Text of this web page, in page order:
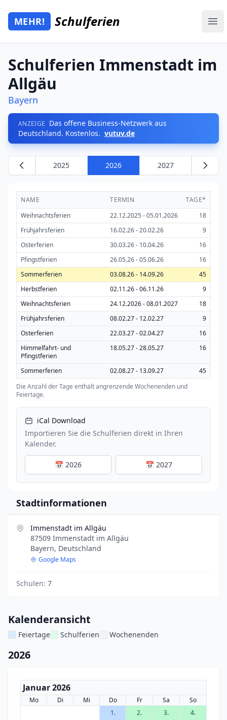
Zum Hauptinhalt springen
Mehr Schulferien
MEHR! Schulferien
Schulferien Immenstadt im
Allgäu
Bayern
ANZEIGE Das offene Business-Netzwerk aus
Deutschland. Kostenlos. vutuv.de
2025 2026 2027
NAME TERMIN
TAGE*
Weihnachtsferien
22.12.2025 - 05.01.2026
18
Frühjahrsferien
16.02.26 - 20.02.26
9
Osterferien
30.03.26 - 10.04.26
16
Pfingstferien
26.05.26 - 05.06.26
16
Sommerferien
03.08.26 - 14.09.26
45
Herbstferien
02.11.26 - 06.11.26
9
Weihnachtsferien
24.12.2026 - 08.01.2027
18
Frühjahrsferien
08.02.27 - 12.02.27
9
Osterferien
22.03.27 - 02.04.27
16
Himmelfahrt- und
Pfingstferien
18.05.27 - 28.05.27 16
Sommerferien 02.08.27 - 13.09.27
45
Die Anzahl der Tage enthält angrenzende Wochenenden und
Feiertage.
iCal Download
Importieren Sie die Schulferien direkt in Ihren
Kalender.
📅 2026 📅 2027
Stadtinformationen
Immenstadt im Allgäu
87509 Immenstadt im Allgäu
Bayern, Deutschland
Google Maps
Schulen: 7
Kalenderansicht
Feiertage Schulferien Wochenenden
2026
Januar 2026
Mo Di Mi Do Fr Sa
So
1.
2. 3.
4.